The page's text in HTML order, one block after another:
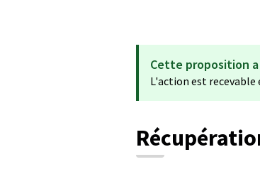
Cette proposition
L'action est recevable